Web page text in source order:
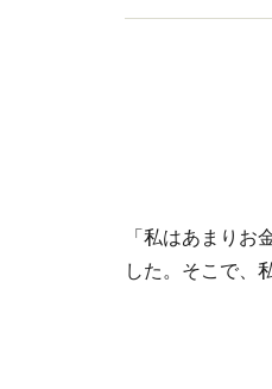
「私はあまりお
した。そこで、